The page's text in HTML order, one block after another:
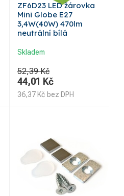
ZF6D23 LED žárovka
Mini Globe E27
3,4W(40W) 470lm
neutrální bílá
Skladem
52,39 Kč
44,01 Kč
36,37 Kč bez DPH